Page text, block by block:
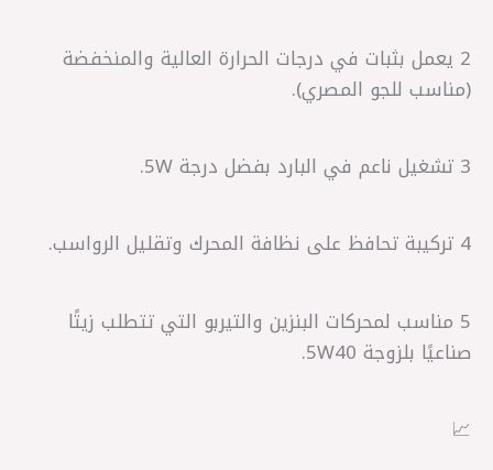
2 يعمل بثبات في درجات الحرارة العالية والمنخفضة
(مناسب للجو المصري).
3 تشغيل ناعم في البارد بفضل درجة 5W.
4 تركيبة تحافظ على نظافة المحرك وتقليل الرواسب.
5 مناسب لمحركات البنزين والتيربو التي تتطلب زيتًا
صناعيًا بلزوجة 5W40.
📈